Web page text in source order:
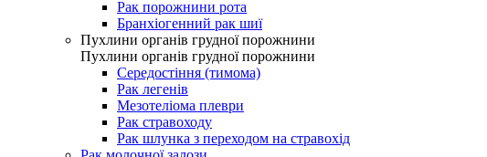
Рак порожнини рота
Бранхіогенний рак шиї
Пухлини органів грудної порожнини
Пухлини органів грудної порожнини
Середостіння (тимома)
Рак легенів
Мезотеліома плеври
Рак стравоходу
Рак шлунка з переходом на стравохід